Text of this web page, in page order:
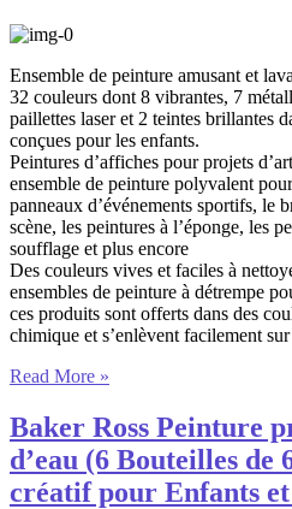
Ensemble de peinture amusant et
32 couleurs dont 8 vibrantes, 7
paillettes laser et 2 teintes brillantes
conçues pour les enfants.
Peintures d’affiches pour projets
ensemble de peinture polyvalent
panneaux d’événements sportifs, le
scène, les peintures à l’éponge, les
soufflage et plus encore
Des couleurs vives et faciles à
ensembles de peinture à détrempe
ces produits sont offerts dans des
chimique et s’enlèvent facilement
Read More »
Baker Ross Peinture
d’eau (6 Bouteilles
créatif pour Enfants